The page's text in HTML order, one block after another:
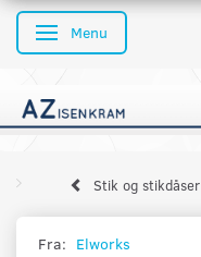
Skifte navigation
Menu
Stik og stikdåser
Fra: Elworks